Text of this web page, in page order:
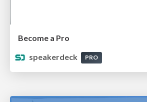
Become a Pro
speakerdeck
PRO